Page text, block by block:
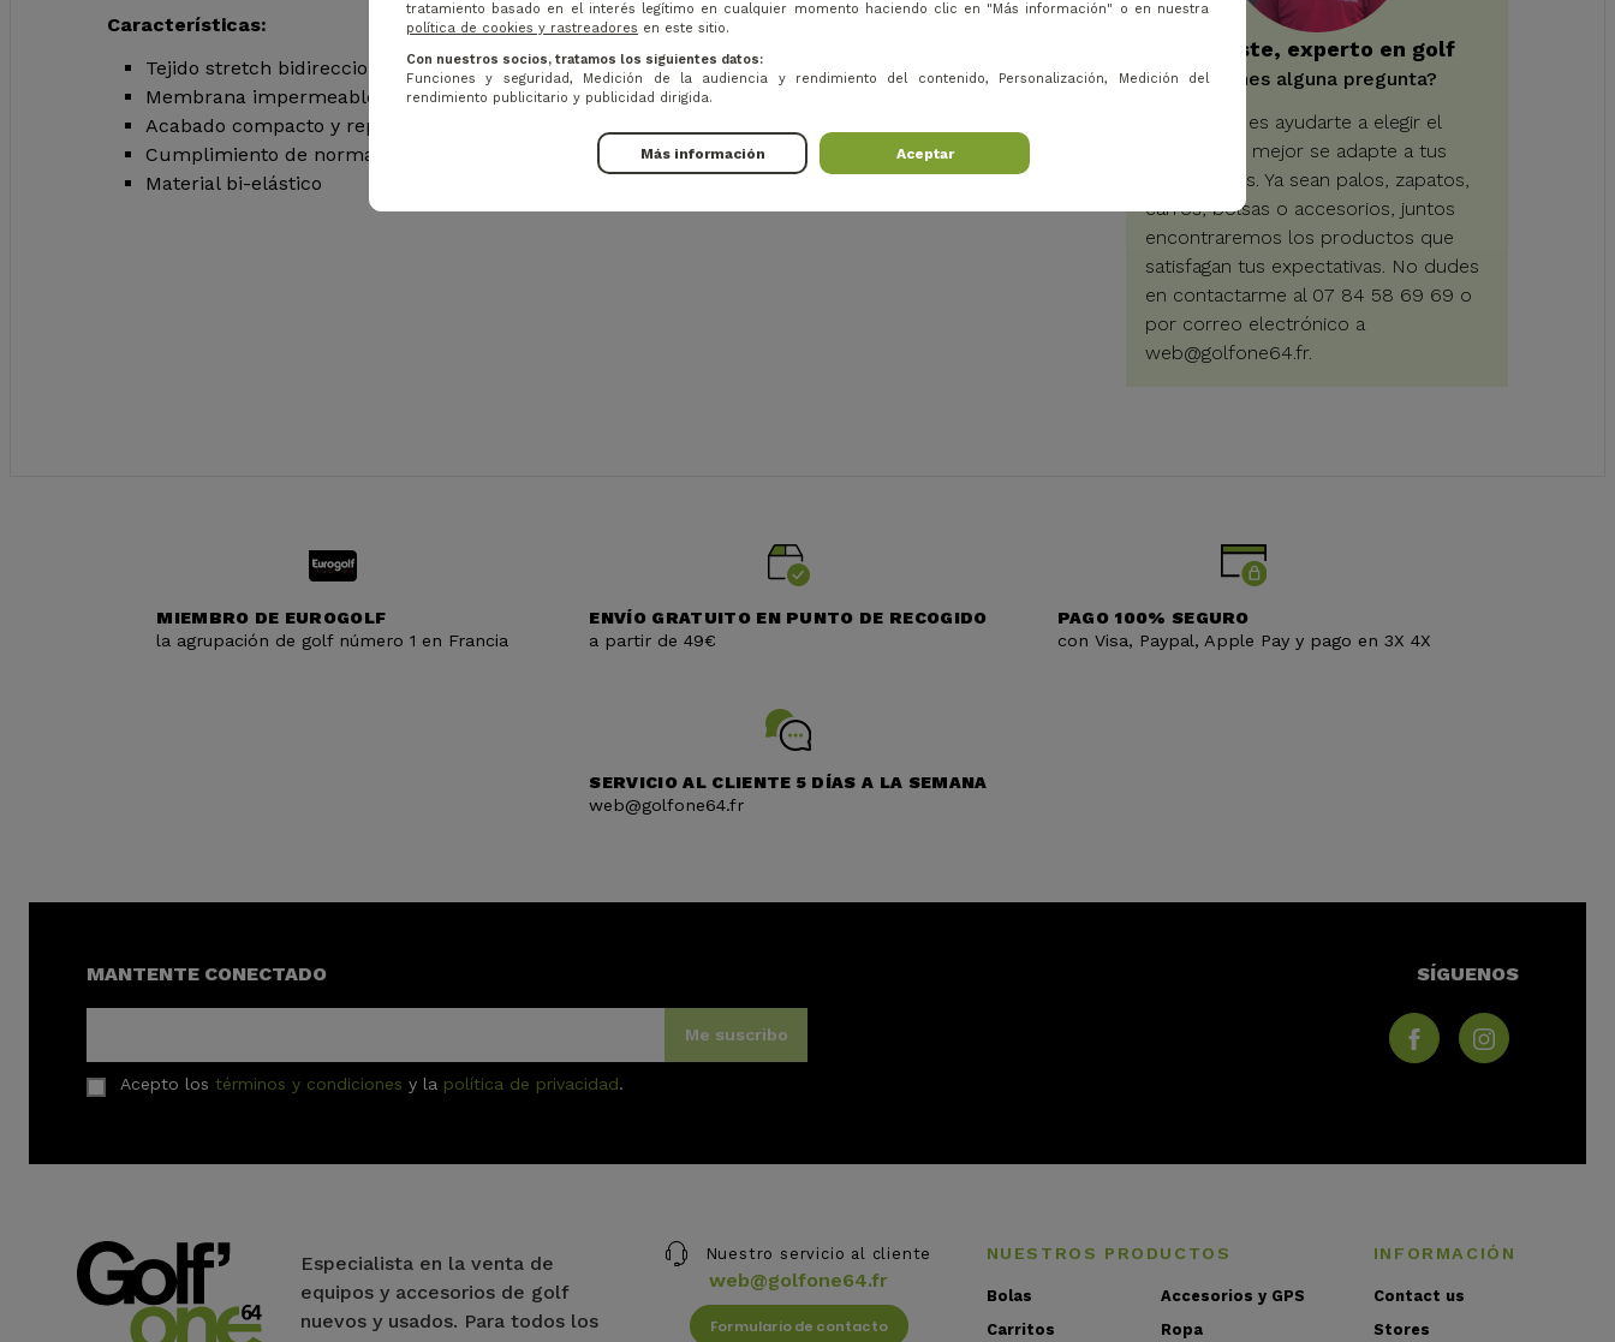
Características:
Tejido stretch bidireccional
Membrana impermeable y transpirable
Acabado compacto y repelente al agua
Cumplimiento de normas medioambientales (sin CFC)
Material bi-elástico
Baptiste, experto en golf
¿Tienes alguna pregunta?
Mi objetivo es ayudarte a elegir el
equipo que mejor se adapte a tus
necesidades. Ya sean palos, zapatos,
carros, bolsas o accesorios, juntos
encontraremos los productos que
satisfagan tus expectativas. No dudes
en contactarme al 07 84 58 69 69 o
por correo electrónico a
web@golfone64.fr.
MIEMBRO DE EUROGOLF
la agrupación de golf número 1 en Francia
ENVÍO GRATUITO EN PUNTO DE RECOGIDO
a partir de 49€
PAGO 100% SEGURO
con Visa, Paypal, Apple Pay y pago en 3X 4X
SERVICIO AL CLIENTE 5 DÍAS A LA SEMANA
web@golfone64.fr
MANTENTE CONECTADO
Me suscribo
Acepto los términos y condiciones y la política de privacidad.
SÍGUENOS
Especialista en la venta de
equipos y accesorios de golf
nuevos y usados. Para todos los
Nuestro servicio al cliente
web@golfone64.fr
Formulario de contacto
NUESTROS PRODUCTOS
Bolas
Accesorios y GPS
Carritos
Ropa
INFORMACIÓN
Contact us
Stores
tratamiento basado en el interés legítimo en cualquier momento haciendo clic en "Más información" o en nuestra
política de cookies y rastreadores en este sitio.
Con nuestros socios, tratamos los siguientes datos:
Funciones y seguridad, Medición de la audiencia y rendimiento del contenido, Personalización, Medición del
rendimiento publicitario y publicidad dirigida.
Más información Aceptar